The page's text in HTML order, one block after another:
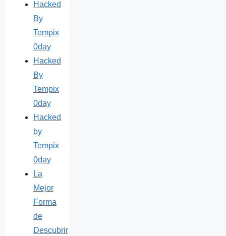
Hacked
By
Tempix
0day
Hacked
By
Tempix
0day
Hacked
by
Tempix
0day
La
Mejor
Forma
de
Descubrir